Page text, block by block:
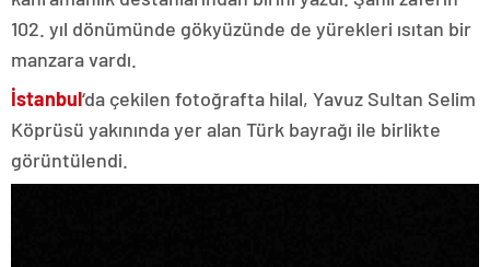
102. yıl dönümünde gökyüzünde de yürekleri ısıtan bir
manzara vardı.
İstanbul‘da çekilen fotoğrafta hilal, Yavuz Sultan Selim
Köprüsü yakınında yer alan Türk bayrağı ile birlikte
görüntülendi.